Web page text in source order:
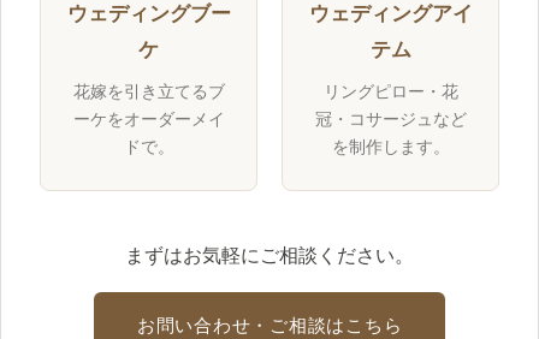
ウェディングブー
ケ
花嫁を引き立てるブ
ーケをオーダーメイ
ドで。
ウェディングアイ
テム
リングピロー・花
冠・コサージュなど
を制作します。
まずはお気軽にご相談ください。
お問い合わせ・ご相談はこちら